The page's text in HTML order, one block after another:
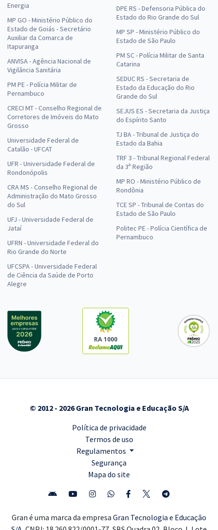
Energia
MP GO - Ministério Público do
Estado de Goiás - Secretário
Auxiliar da Comarca de
Itapuranga
ANVISA - Agência Nacional de
Vigilância Sanitária
PM PE - Polícia Militar de
Pernambuco
CRECI MT - Conselho Regional de
Corretores de Imóveis do Mato
Grosso
Universidade Federal de
Catalão - UFCAT
UFR - Universidade Federal de
Rondonópolis
CRA MS - Conselho Regional de
Administração do Mato Grosso
do Sul
UFJ - Universidade Federal de
Jataí
UFRN - Universidade Federal do
Rio Grande do Norte
UFCSPA - Universidade Federal
de Ciência da Saúde de Porto
Alegre
DPE RS - Defensoria Pública do
Estado do Rio Grande do Sul
MP SP - Ministério Público do
Estado de São Paulo
PM SC - Polícia Militar de Santa
Catarina
SEDUC RS - Secretaria de
Estado da Educação do Rio
Grande do Sul
SEJUS ES - Secretaria da Justiça
do Espírito Santo
TJ BA - Tribunal de Justiça do
Estado da Bahia
TRF 3 - Tribunal Regional Federal
da 3ª Região
MP RO - Ministério Público de
Rondônia
TCE SP - Tribunal de Contas do
Estado de São Paulo
Politec PE - Polícia Científica de
Pernambuco
RA 1000
© 2012 - 2026 Gran Tecnologia e Educação S/A
Política de privacidade
Termos de uso
Regulamentos
Segurança
Mapa do site
Gran é uma marca da empresa Gran Tecnologia e Educação